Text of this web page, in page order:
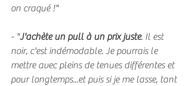
on craqué !"
- "J'achète un pull à un prix juste. Il est
noir, c'est indémodable. Je pourrais le
mettre avec pleins de tenues différentes et
pour longtemps...et puis si je me lasse, tant